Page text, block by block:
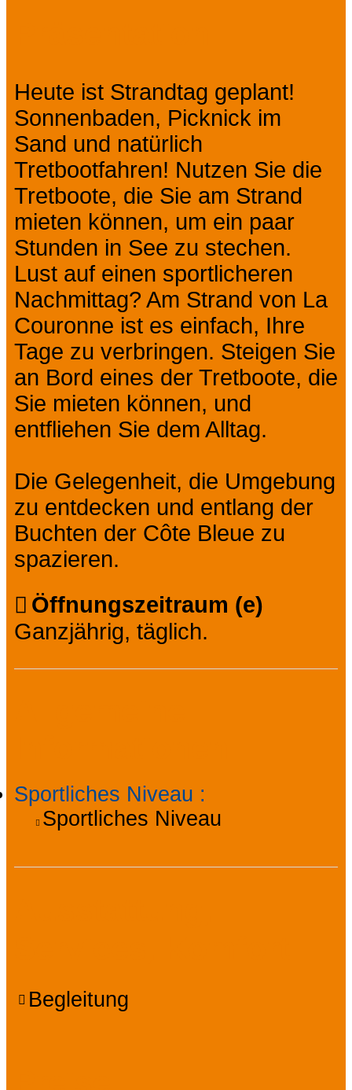
Heute ist Strandtag geplant!
Sonnenbaden, Picknick im
Sand und natürlich
Tretbootfahren! Nutzen Sie die
Tretboote, die Sie am Strand
mieten können, um ein paar
Stunden in See zu stechen.
Lust auf einen sportlicheren
Nachmittag? Am Strand von La
Couronne ist es einfach, Ihre
Tage zu verbringen. Steigen Sie
an Bord eines der Tretboote, die
Sie mieten können, und
entfliehen Sie dem Alltag.
Die Gelegenheit, die Umgebung
zu entdecken und entlang der
Buchten der Côte Bleue zu
spazieren.
Öffnungszeitraum (e)
Ganzjährig, täglich.
Sportliches Niveau :
Sportliches Niveau
Begleitung